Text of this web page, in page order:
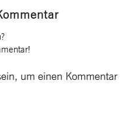
um einen Kommentar